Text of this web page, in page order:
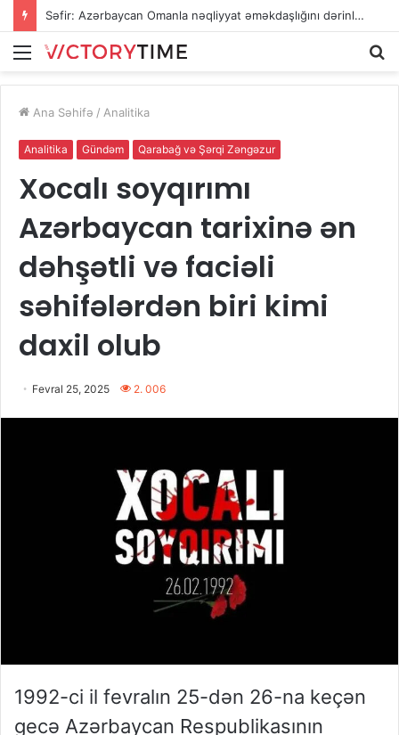
Səfir: Azərbaycan Omanla nəqliyyat əməkdaşlığını dərinləşdirməyə hazırdır
Menu
Ana Səhifə / Analitika
Analitika Gündəm Qarabağ və Şərqi Zəngəzur
Xocalı soyqırımı
Azərbaycan tarixinə ən
dəhşətli və faciəli
səhifələrdən biri kimi
daxil olub
Fevral 25, 2025 2. 006
1992-ci il fevralın 25-dən 26-na keçən
gecə Azərbaycan Respublikasının